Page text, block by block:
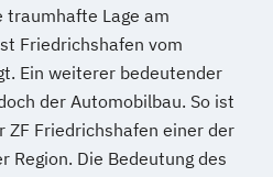
traumhafte Lage am
Friedrichshafen vom
Ein weiterer bedeutender
der Automobilbau. So ist
Friedrichshafen einer der
Region. Die Bedeutung des